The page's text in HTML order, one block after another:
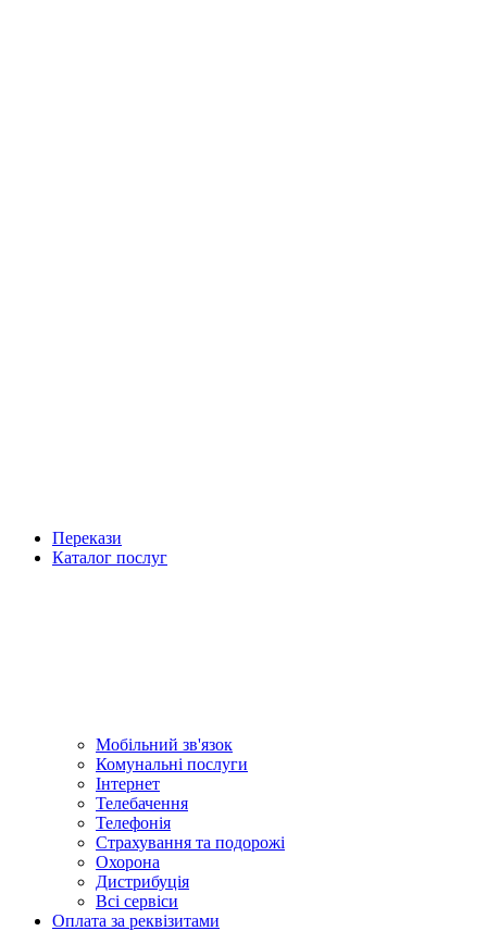
Перекази
Каталог послуг
Мобільний зв'язок
Комунальні послуги
Інтернет
Телебачення
Телефонія
Страхування та подорожі
Охорона
Дистрибуція
Всі сервіси
Оплата за реквізитами